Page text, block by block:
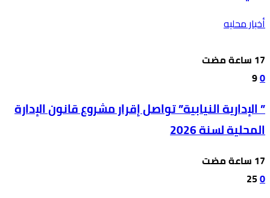
أخبار محليه
0
9
” الإدارية النيابية” تواصل إقرار مشروع قانون الإدارة
المحلية لسنة 2026
0
25